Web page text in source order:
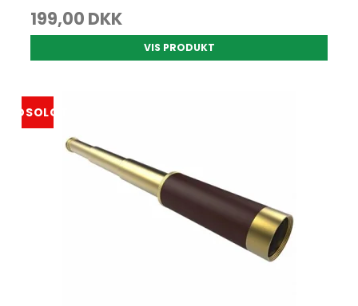
199,00 DKK
VIS PRODUKT
UDSOLGT